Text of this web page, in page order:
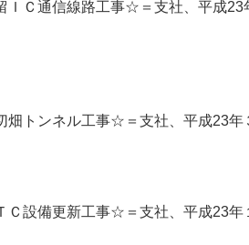
ＩＣ通信線路工事☆＝支社、平成23
畑トンネル工事☆＝支社、平成23年
Ｃ設備更新工事☆＝支社、平成23年